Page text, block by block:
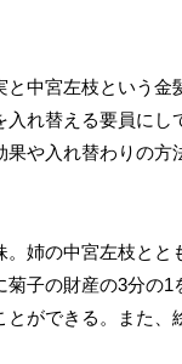
中宮左枝という
れ替える要員に
や入れ替わりの方
姉の中宮左枝と
子の財産の3分の
とができる。また